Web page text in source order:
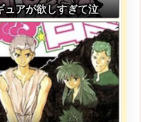
ュアが欲しすぎて泣
・・・